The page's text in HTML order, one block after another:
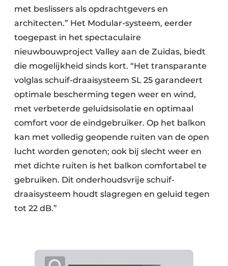
met beslissers als opdrachtgevers en
architecten.” Het Modular-systeem, eerder
toegepast in het spectaculaire
nieuwbouwproject Valley aan de Zuidas, biedt
die mogelijkheid sinds kort. “Het transparante
volglas schuif-draaisysteem SL 25 garandeert
optimale bescherming tegen weer en wind,
met verbeterde geluidsisolatie en optimaal
comfort voor de eindgebruiker. Op het balkon
kan met volledig geopende ruiten van de open
lucht worden genoten; ook bij slecht weer en
met dichte ruiten is het balkon comfortabel te
gebruiken. Dit onderhoudsvrije schuif-
draaisysteem houdt slagregen en geluid tegen
tot 22 dB.”